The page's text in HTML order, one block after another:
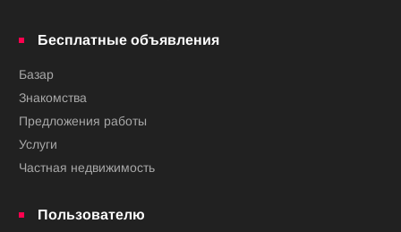
Бесплатные объявления
Базар
Знакомства
Предложения работы
Услуги
Частная недвижимость
Пользователю